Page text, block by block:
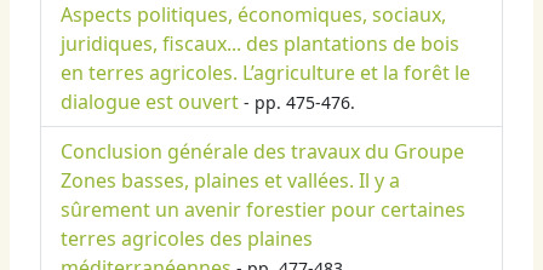
Aspects politiques, économiques, sociaux,
juridiques, fiscaux... des plantations de bois
en terres agricoles. L’agriculture et la forêt le
dialogue est ouvert - pp. 475-476.
Conclusion générale des travaux du Groupe
Zones basses, plaines et vallées. Il y a
sûrement un avenir forestier pour certaines
terres agricoles des plaines